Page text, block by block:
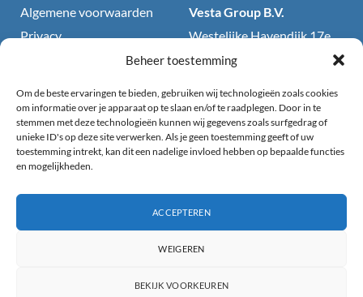
Beheer toestemming
Om de beste ervaringen te bieden, gebruiken wij technologieën zoals cookies
om informatie over je apparaat op te slaan en/of te raadplegen. Door in te
stemmen met deze technologieën kunnen wij gegevens zoals surfgedrag of
unieke ID's op deze site verwerken. Als je geen toestemming geeft of uw
toestemming intrekt, kan dit een nadelige invloed hebben op bepaalde functies
en mogelijkheden.
ACCEPTEREN
WEIGEREN
BEKIJK VOORKEUREN
Algemene voorwaarden
Privacy
Website- en
productdisclaimer
Productveiligheidsdisclaimer
en gebruiksrichtlijnen
Toegankelijkheidsverklaring
Vesta Group B.V.
Westelijke Havendijk 17e
4703RA Roosendaal, NL
BTW: NL858707792B01
E-mail:
sales@partyproducts.be
Openingstijden: 09:00–
18:00 (ma–vr)
(GMT+01:00) Centraal-
Europese Standaardtijd